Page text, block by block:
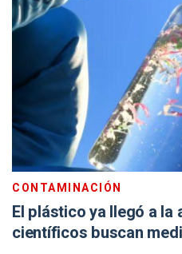
CONTAMINACIÓN
El plástico ya llegó a la
científicos buscan